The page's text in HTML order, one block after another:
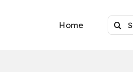
Home
for: